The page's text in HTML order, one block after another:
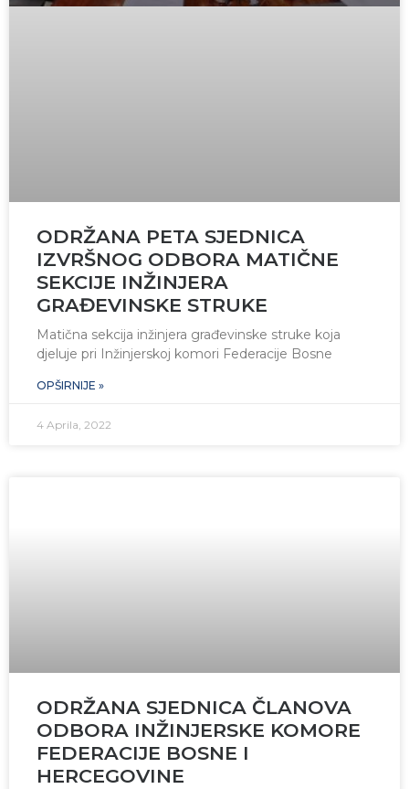
ODRŽANA PETA SJEDNICA
IZVRŠNOG ODBORA MATIČNE
SEKCIJE INŽINJERA
GRAĐEVINSKE STRUKE
Matična sekcija inžinjera građevinske struke koja
djeluje pri Inžinjerskoj komori Federacije Bosne
OPŠIRNIJE »
4 Aprila, 2022
ODRŽANA SJEDNICA ČLANOVA
ODBORA INŽINJERSKE KOMORE
FEDERACIJE BOSNE I
HERCEGOVINE